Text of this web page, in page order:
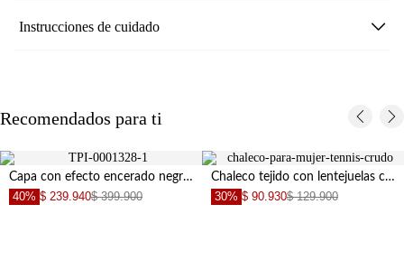
Instrucciones de cuidado
Recomendados para ti
Capa con efecto encerado negra para mujer
40% $ 239.940$ 399.900
Chaleco tejido con lentejuelas crudo para mujer
30% $ 90.930$ 129.900